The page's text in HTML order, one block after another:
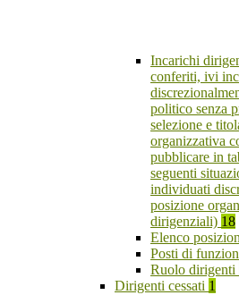
Incarichi
conferiti, ivi
politico senza
selezione e
organizzativa
pubblicare in
seguenti
individuati
posizione
dirigenziali) 18
Elenco
Posti di
Ruolo dirigenti
Dirigenti cessati 1